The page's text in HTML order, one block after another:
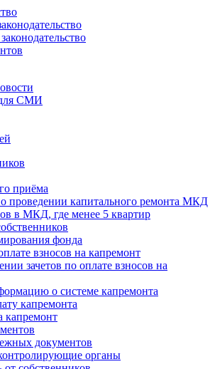
СМИ
приёма
проведении капитального ремонта МКД
в МКД, где менее 5 квартир
фонда
взносов на капремонт
зачетов по оплате взносов на
о системе капремонта
капремонта
капремонт
документов
органы